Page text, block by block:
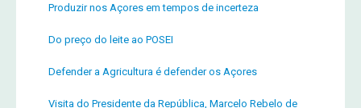
Produzir nos Açores em tempos de incerteza
Do preço do leite ao POSEI
Defender a Agricultura é defender os Açores
Visita do Presidente da República, Marcelo Rebelo de